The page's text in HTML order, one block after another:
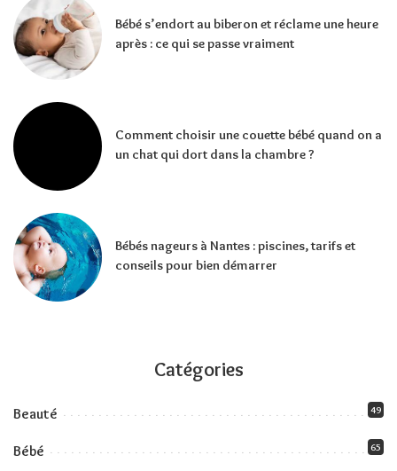
Bébé s’endort au biberon et réclame une heure
après : ce qui se passe vraiment
Comment choisir une couette bébé quand on a
un chat qui dort dans la chambre ?
Bébés nageurs à Nantes : piscines, tarifs et
conseils pour bien démarrer
Catégories
Beauté 49
Bébé 65